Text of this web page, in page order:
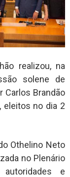
realizou, na
solene de
Carlos Brandão
eleitos no dia 2
Othelino Neto
no Plenário
e